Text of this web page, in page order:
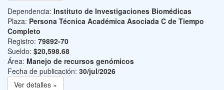
Dependencia: Instituto de Investigaciones Biomédicas
Plaza: Persona Técnica Académica Asociada C de Tiempo
Completo
Registro: 79892-70
Sueldo: $20,598.68
Área: Manejo de recursos genómicos
Fecha de publicación: 30/jul/2026
Ver detalles »